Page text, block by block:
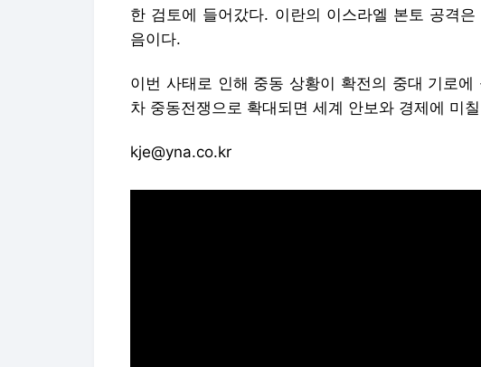
한 검토에 들어갔다. 이란의 이스라엘 본토 공격
음이다.
이번 사태로 인해 중동 상황이 확전의 중대 기로
차 중동전쟁으로 확대되면 세계 안보와 경제에 미
kje@yna.co.kr